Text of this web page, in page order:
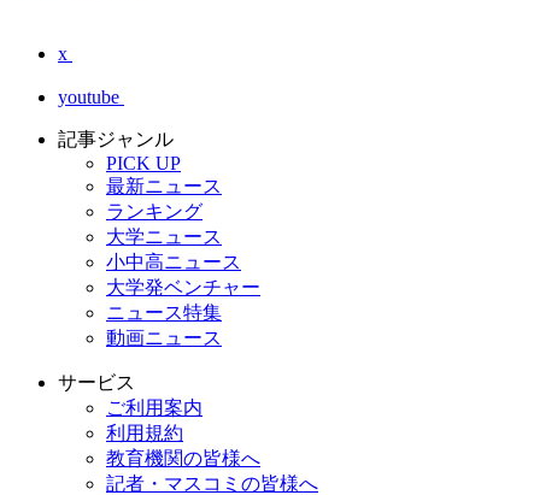
x
youtube
記事ジャンル
PICK UP
最新ニュース
ランキング
大学ニュース
小中高ニュース
大学発ベンチャー
ニュース特集
動画ニュース
サービス
ご利用案内
利用規約
教育機関の皆様へ
記者・マスコミの皆様へ